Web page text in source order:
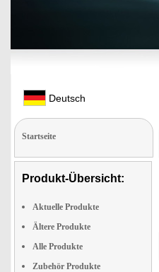
Deutsch
Startseite
Produkt-Übersicht:
Aktuelle Produkte
Ältere Produkte
Alle Produkte
Zubehör Produkte